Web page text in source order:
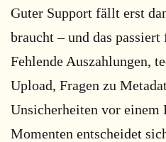
Guter Support fällt erst
braucht – und das
Fehlende Auszahlungen,
Upload, Fragen zu
Unsicherheiten vor einem
Momenten entscheidet